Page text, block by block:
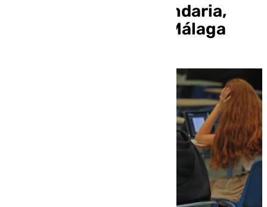
estudiantes de Secundaria,
Bachillerato y FP en Málaga